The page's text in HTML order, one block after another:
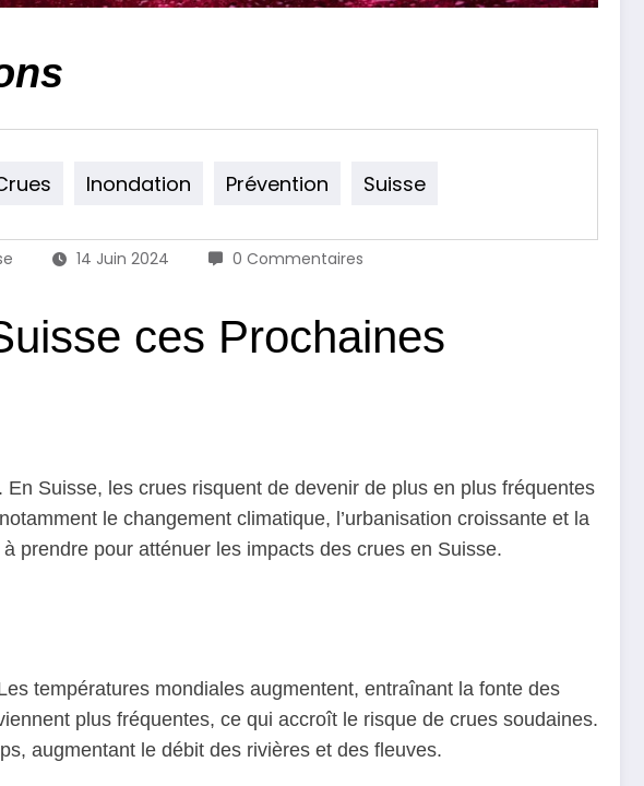
Inondation Prévention Suisse
14 Juin 2024 0 Commentaires
ces Prochaines
Suisse, les crues risquent de devenir de plus en plus fréquentes
le changement climatique, l’urbanisation croissante et la
prendre pour atténuer les impacts des crues en Suisse.
températures mondiales augmentent, entraînant la fonte des
plus fréquentes, ce qui accroît le risque de crues soudaines.
augmentant le débit des rivières et des fleuves.